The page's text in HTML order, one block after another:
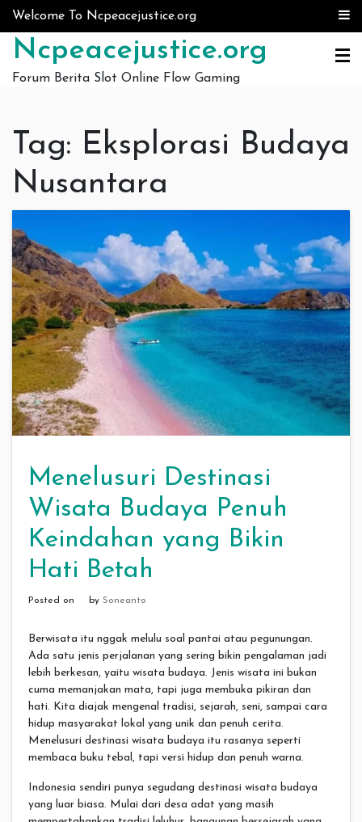
Skip to content
Welcome To Ncpeacejustice.org
Ncpeacejustice.org
Forum Berita Slot Online Flow Gaming
Tag: Eksplorasi Budaya
Nusantara
Menelusuri Destinasi
Wisata Budaya Penuh
Keindahan yang Bikin
Hati Betah
Posted on by Soneanto
Berwisata itu nggak melulu soal pantai atau pegunungan.
Ada satu jenis perjalanan yang sering bikin pengalaman jadi
lebih berkesan, yaitu wisata budaya. Jenis wisata ini bukan
cuma memanjakan mata, tapi juga membuka pikiran dan
hati. Kita diajak mengenal tradisi, sejarah, seni, sampai cara
hidup masyarakat lokal yang unik dan penuh cerita.
Menelusuri destinasi wisata budaya itu rasanya seperti
membaca buku tebal, tapi versi hidup dan penuh warna.
Indonesia sendiri punya segudang destinasi wisata budaya
yang luar biasa. Mulai dari desa adat yang masih